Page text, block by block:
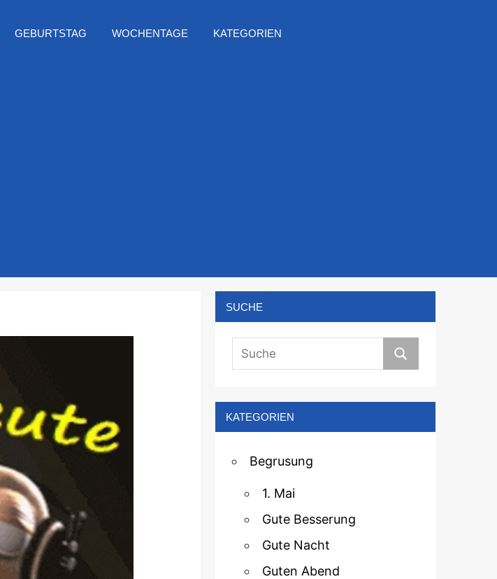
GEBURTSTAG WOCHENTAGE KATEGORIEN
SUCHE
KATEGORIEN
Begrusung
1. Mai
Gute Besserung
Gute Nacht
Guten Abend